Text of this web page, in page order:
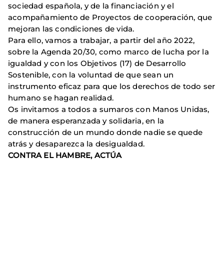
sociedad española, y de la financiación y el
acompañamiento de Proyectos de cooperación, que
mejoran las condiciones de vida.
Para ello, vamos a trabajar, a partir del año 2022,
sobre la Agenda 20/30, como marco de lucha por la
igualdad y con los Objetivos (17) de Desarrollo
Sostenible, con la voluntad de que sean un
instrumento eficaz para que los derechos de todo ser
humano se hagan realidad.
Os invitamos a todos a sumaros con Manos Unidas,
de manera esperanzada y solidaria, en la
construcción de un mundo donde nadie se quede
atrás y desaparezca la desigualdad.
CONTRA EL HAMBRE, ACTÚA